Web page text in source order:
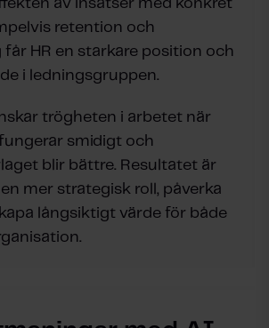
retention och
HR en starkare position och
i ledningsgruppen.
trögheten i arbetet när
smidigt och
blir bättre. Resultatet är
mer strategisk roll, påverka
långsiktigt värde för både